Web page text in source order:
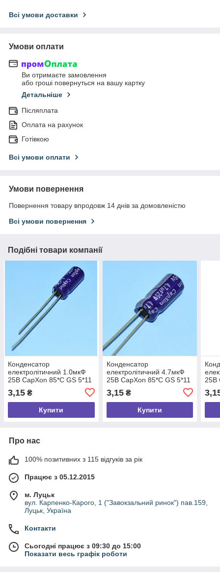
Всі умови доставки
Умови оплати
Ви отримаєте замовлення
або гроші повернуться на вашу картку
Детальніше
Післяплата
Оплата на рахунок
Готівкою
Всі умови оплати
Умови повернення
Повернення товару впродовж 14 днів за домовленістю
Всі умови повернення
Подібні товари компанії
Конденсатор
електролітичний 1.0мкФ
25В CapXon 85*C GS 5*11
3,15 ₴
Купити
Конденсатор
електролітичний 4.7мкФ
25В CapXon 85*C GS 5*11
3,15₴
Купити
25В
Про нас
100% позитивних з 115 відгуків за рік
Працює з 05.12.2015
м. Луцьк
вул. Карпенко-Карого, 1 ("Завокзальний ринок") пав.159,
Луцьк, Україна
Контакти
Сьогодні працює з 09:30 до 15:00
Показати весь графік роботи